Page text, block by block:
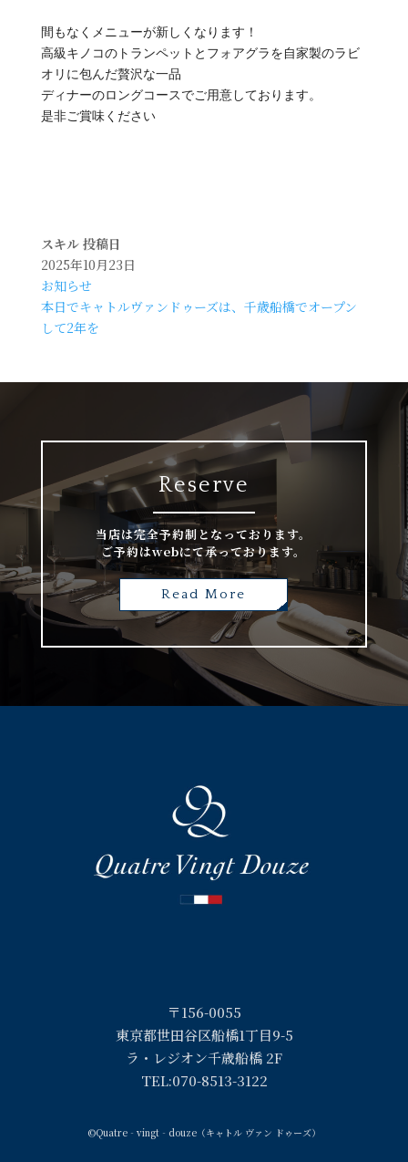
間もなくメニューが新しくなります！
高級キノコのトランペットとフォアグラを自家製のラビ
オリに包んだ贅沢な一品
ディナーのロングコースでご用意しております。
是非ご賞味ください
スキル 投稿日
2025年10月23日
お知らせ
本日でキャトルヴァンドゥーズは、千歳船橋でオープン
して2年を
Reserve
当店は完全予約制となっております。
ご予約はwebにて承っております。
Read More
〒156-0055
東京都世田谷区船橋1丁目9-5
ラ・レジオン千歳船橋 2F
TEL:070-8513-3122
©︎Quatre‐vingt‐douze（キャトル ヴァン ドゥーズ）